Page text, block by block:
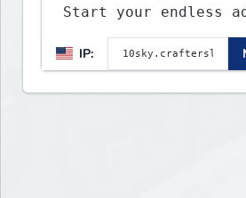
Start your endless
now! v2.0.2
IP: